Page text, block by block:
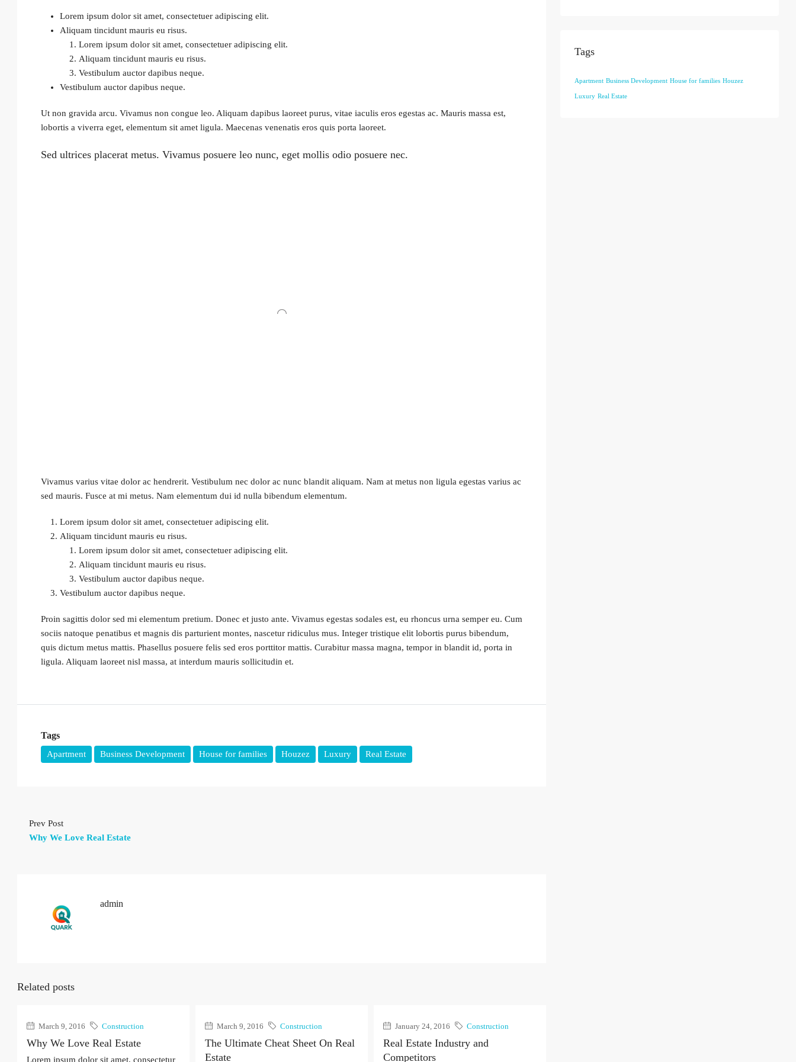
Lorem ipsum dolor sit amet, consectetuer adipiscing elit.
Aliquam tincidunt mauris eu risus.
Lorem ipsum dolor sit amet, consectetuer adipiscing elit.
Aliquam tincidunt mauris eu risus.
Vestibulum auctor dapibus neque.
Vestibulum auctor dapibus neque.
Ut non gravida arcu. Vivamus non congue leo. Aliquam dapibus laoreet purus, vitae iaculis eros egestas ac. Mauris massa est,
lobortis a viverra eget, elementum sit amet ligula. Maecenas venenatis eros quis porta laoreet.
Sed ultrices placerat metus. Vivamus posuere leo nunc, eget mollis odio posuere nec.
Vivamus varius vitae dolor ac hendrerit. Vestibulum nec dolor ac nunc blandit aliquam. Nam at metus non ligula egestas varius ac
sed mauris. Fusce at mi metus. Nam elementum dui id nulla bibendum elementum.
Lorem ipsum dolor sit amet, consectetuer adipiscing elit.
Aliquam tincidunt mauris eu risus.
Lorem ipsum dolor sit amet, consectetuer adipiscing elit.
Aliquam tincidunt mauris eu risus.
Vestibulum auctor dapibus neque.
Vestibulum auctor dapibus neque.
Proin sagittis dolor sed mi elementum pretium. Donec et justo ante. Vivamus egestas sodales est, eu rhoncus urna semper eu. Cum
sociis natoque penatibus et magnis dis parturient montes, nascetur ridiculus mus. Integer tristique elit lobortis purus bibendum,
quis dictum metus mattis. Phasellus posuere felis sed eros porttitor mattis. Curabitur massa magna, tempor in blandit id, porta in
ligula. Aliquam laoreet nisl massa, at interdum mauris sollicitudin et.
Tags
Apartment Business Development House for families Houzez Luxury Real Estate
Prev Post
Why We Love Real Estate
admin
Related posts
March 9, 2016 Construction
Why We Love Real Estate
Lorem ipsum dolor sit amet, consectetur
March 9, 2016 Construction
The Ultimate Cheat Sheet On Real
Estate
January 24, 2016 Construction
Real Estate Industry and
Competitors
Tags
Apartment Business Development House for families Houzez
Luxury Real Estate